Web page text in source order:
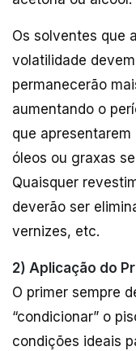
Os solventes que
volatilidade
permanecerão
aumentando o
que
óleos ou graxas
Quaisquer
deverão ser
vernizes, etc.
2) Aplicação do
O primer sempre
“condicionar” o
condições ideais